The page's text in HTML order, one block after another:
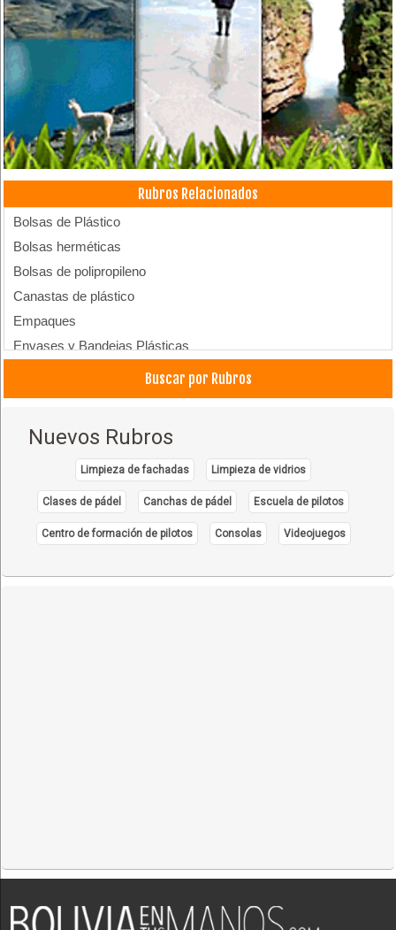
Rubros Relacionados
Bolsas de Plástico
Bolsas herméticas
Bolsas de polipropileno
Canastas de plástico
Empaques
Envases y Bandejas Plásticas
Plásticos, Envases de
Plásticos
Productos de Plástico
Buscar por Rubros
Nuevos Rubros
Limpieza de fachadas Limpieza de vidrios
Clases de pádel Canchas de pádel Escuela de pilotos
Centro de formación de pilotos Consolas Videojuegos